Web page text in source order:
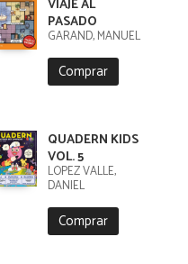
VIAJE AL
PASADO
GARAND, MANUEL
Comprar
QUADERN KIDS
VOL. 5
LÓPEZ VALLE,
DANIEL
Comprar